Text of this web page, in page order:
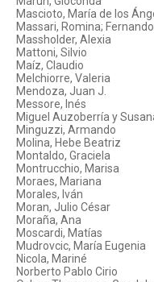
Mascioto, María de los
Massari, Romina;
Massholder, Alexia
Mattoni, Silvio
Maíz, Claudio
Melchiorre, Valeria
Mendoza, Juan J.
Messore, Inés
Miguel Auzoberría y
Minguzzi, Armando
Molina, Hebe Beatriz
Montaldo, Graciela
Montrucchio, Marisa
Moraes, Mariana
Morales, Iván
Moran, Julio César
Moraña, Ana
Moscardi, Matías
Mudrovcic, María Eugenia
Nicola, Mariné
Norberto Pablo Cirio